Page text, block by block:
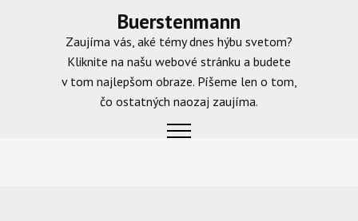
Buerstenmann
Zaujíma vás, aké témy dnes hýbu svetom?
Kliknite na našu webové stránku a budete
v tom najlepšom obraze. Píšeme len o tom,
čo ostatných naozaj zaujíma.